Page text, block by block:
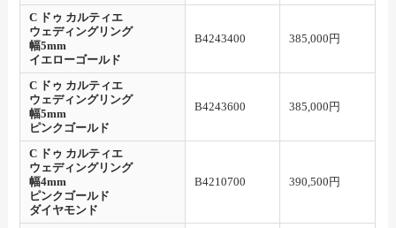
C ドゥ カルティエ
ウェディングリング
幅5mm
イエローゴールド
B4243400 385,000円
C ドゥ カルティエ
ウェディングリング
幅5mm
ピンクゴールド
B4243600 385,000円
C ドゥ カルティエ
ウェディングリング
幅4mm
ピンクゴールド
ダイヤモンド
B4210700 390,500円